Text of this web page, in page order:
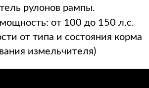
рулонов рампы.
от 100 до 150 л.с.
от типа и состояния корма
измельчителя)